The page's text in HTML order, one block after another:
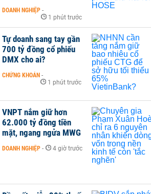
DOANH NGHIỆP -
1 phút trước
Tự doanh sang tay gần
700 tỷ đồng cổ phiếu
DMX cho ai?
CHỨNG KHOÁN -
1 phút trước
VNPT nắm giữ hơn
62.000 tỷ đồng tiền
mặt, ngang ngửa MWG
DOANH NGHIỆP - 4 giờ trước